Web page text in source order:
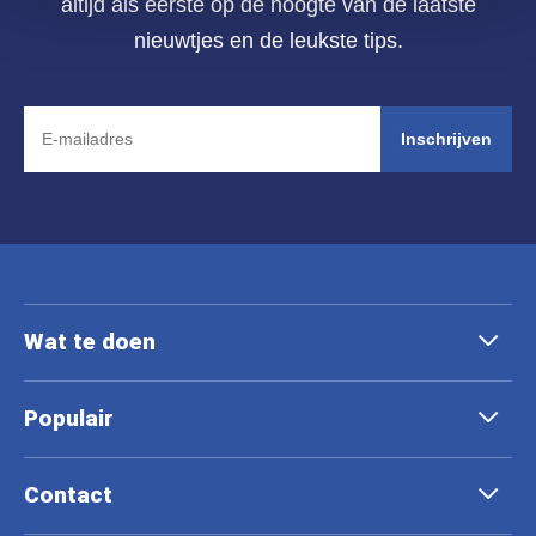
nieuwtjes en de leukste tips.
Inschrijven
Wat te doen
Populair
Contact